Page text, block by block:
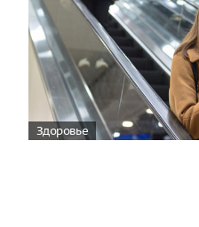
Здоровье